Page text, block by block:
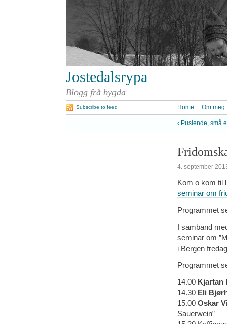
Jostedalsrypa
Blogg frå bygda
Home Om meg
Subscribe to feed
‹ Puslende, små
4. september
Kom o kom til
seminar om
Programmet
I samband
seminar om
i Bergen
Programmet
14.00 Kjartan
14.30 Eli
15.00 Oskar
Sauerwein”